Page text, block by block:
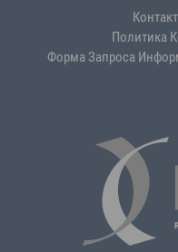
Политика
Форма Запроса